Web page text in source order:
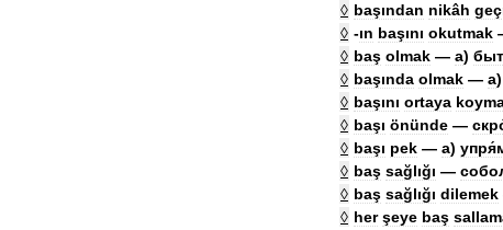
◊ başından nikâh
◊ -ın başını okutmak
◊ baş olmak — а)
◊ başında olmak — а)
◊ başını ortaya
◊ başı önünde —
◊ başı pek — а)
◊ baş sağlığı —
◊ baş sağlığı dilemek
◊ her şeye baş